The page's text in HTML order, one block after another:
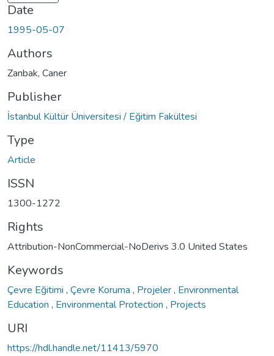
Date
1995-05-07
Authors
Zanbak, Caner
Publisher
İstanbul Kültür Üniversitesi / Eğitim Fakültesi
Type
Article
ISSN
1300-1272
Rights
Attribution-NonCommercial-NoDerivs 3.0 United States
Keywords
Çevre Eğitimi , Çevre Koruma , Projeler, Environmental
Education , Environmental Protection , Projects
URI
https://hdl.handle.net/11413/5970